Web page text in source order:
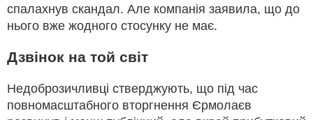
спалахнув скандал. Але компанія заявила, що до
нього вже жодного стосунку не має.
Дзвінок на той світ
Недоброзичливці стверджують, що під час
повномасштабного вторгнення Єрмолаєв